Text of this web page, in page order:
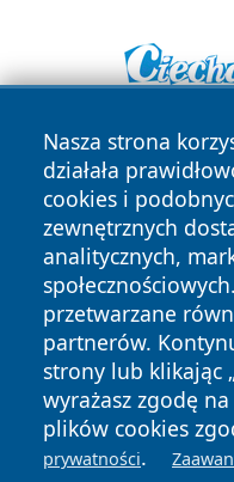
Nasza strona
działała
cookies i
zewnętrznych
analitycznych,
przetwarzane
partnerów.
strony lub klikając
wyrażasz zgodę
plików cookies
prywatności.
Copyright © 2026
zastrzeżone.
News Autorzy